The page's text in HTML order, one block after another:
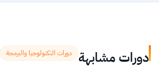
دورات مشابهة دورات التكنولوجيا والبرمجة